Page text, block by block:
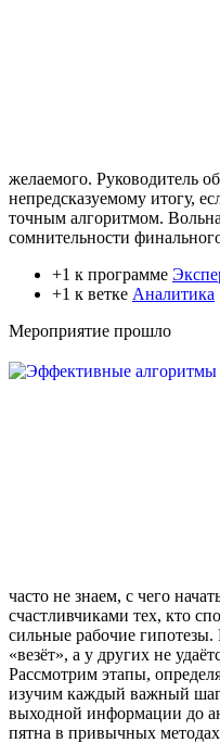
желаемого. Руководитель
непредсказуемому итогу,
точным алгоритмом.
сомнительности
+1 к программе
+1 к ветке Аналитика
Мероприятие прошло
часто не знаем, с чего
счастливчиками тех, кто
сильные рабочие
«везёт», а у других не
Рассмотрим этапы,
изучим каждый важный
выходной информации до
пятна в привычных